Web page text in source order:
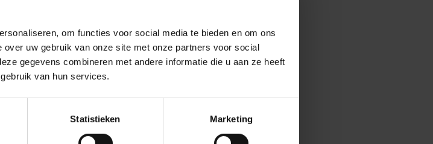
om functies voor social media te bieden en om ons
uw gebruik van onze site met onze partners voor social
gegevens combineren met andere informatie die u aan ze heeft
van hun services.
Statistieken Marketing
is goedgekeurd. Partijen achten het dictum
In de overwegingen (de redenering om tot de uitspraak te
naar de mening van partijen ten onrechte, overwogen
heeft op alle ‘ ten tijde van de ontbinding van de
bestaande en op die ontbonden gemeenschap
van die overweging zou de hoofdelijkheid naar de